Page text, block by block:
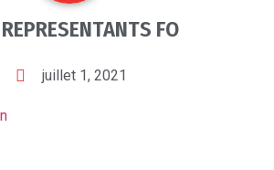
FO
juillet 1, 2021